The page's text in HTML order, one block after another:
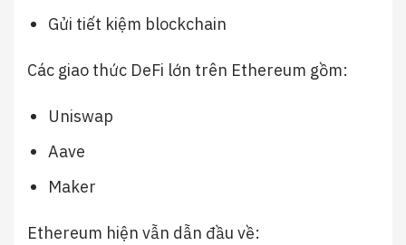
Gửi tiết kiệm blockchain
Các giao thức DeFi lớn trên Ethereum gồm:
Uniswap
Aave
Maker
Ethereum hiện vẫn dẫn đầu về: